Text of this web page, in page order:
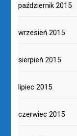
październik 2015
wrzesień 2015
sierpień 2015
lipiec 2015
czerwiec 2015